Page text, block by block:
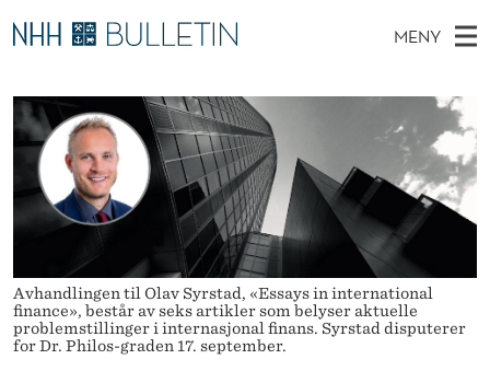
N
Y
A
V
H
A
D
L
MENY
O
V
D
M
N
Y
Ø
I
T
S
T
Stipendiater og nye forskerprofiler
Disputaser
Ekspertutvalg
Om Bulletin
Avhandlingen til Olav Syrstad, «Essays in international
finance», består av seks artikler som belyser aktuelle
problemstillinger i internasjonal finans. Syrstad disputerer
for Dr. Philos-graden 17. september.